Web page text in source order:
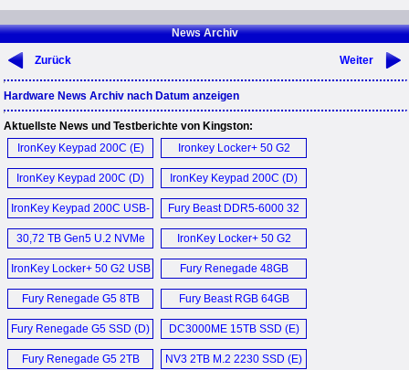
News Archiv
Zurück Weiter
Hardware News Archiv nach Datum anzeigen
Aktuellste News und Testberichte von Kingston:
IronKey Keypad 200C (E)
Ironkey Locker+ 50 G2
64GB (D)
IronKey Keypad 200C (D)
IronKey Keypad 200C (D)
IronKey Keypad 200C USB-
C Stick (D)
Fury Beast DDR5-6000 32
GB CL40 (E)
30,72 TB Gen5 U.2 NVMe
SSD (D)
IronKey Locker+ 50 G2
256GB (E)
IronKey Locker+ 50 G2 USB
Stick (D)
Fury Renegade 48GB
CUDIMM DDR5-8400 (E)
Fury Renegade G5 8TB
SSD (E)
Fury Beast RGB 64GB
DDR5-6400 CL32 (E)
Fury Renegade G5 SSD (D)
DC3000ME 15TB SSD (E)
Fury Renegade G5 2TB
NV3 2TB M.2 2230 SSD (E)